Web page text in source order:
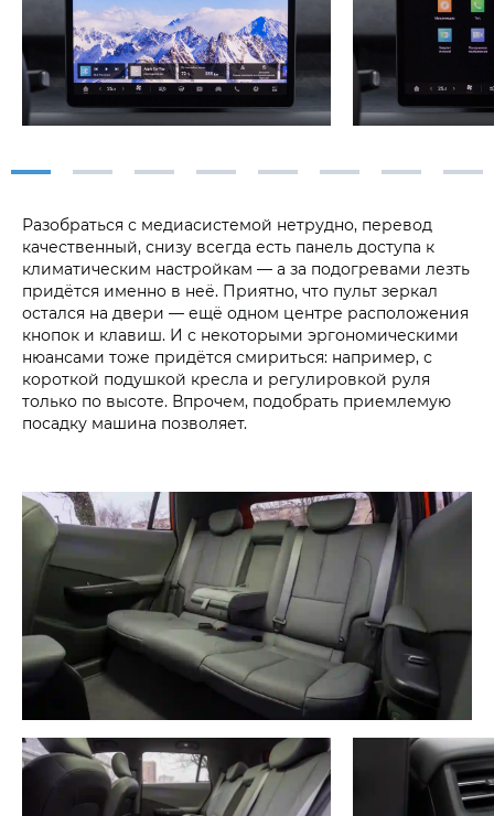
Разобраться с медиасистемой нетрудно, перевод
качественный, снизу всегда есть панель доступа к
климатическим настройкам — а за подогревами лезть
придётся именно в неё. Приятно, что пульт зеркал
остался на двери — ещё одном центре расположения
кнопок и клавиш. И с некоторыми эргономическими
нюансами тоже придётся смириться: например, с
короткой подушкой кресла и регулировкой руля
только по высоте. Впрочем, подобрать приемлемую
посадку машина позволяет.